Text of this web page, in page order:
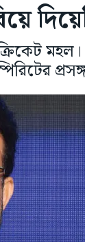
ক্রিকেট